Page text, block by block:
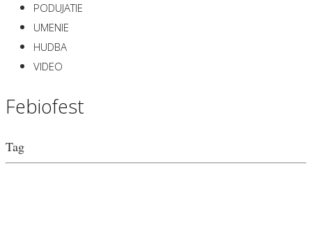
PODUJATIE
UMENIE
HUDBA
VIDEO
Febiofest
Tag